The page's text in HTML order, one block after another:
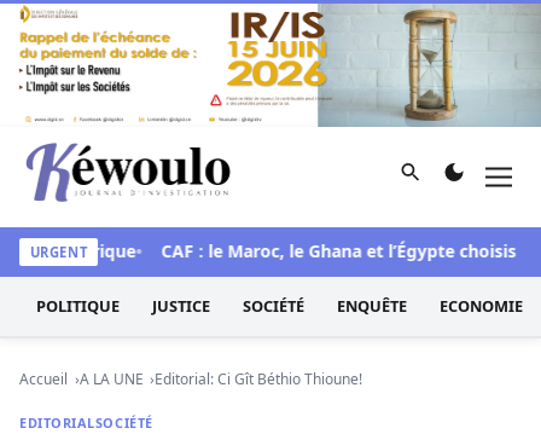
Aller au contenu
Kéwoulo, le premier site d'information et d'investigation
Rechercher
URGENT
historique CAF : le Maroc, le Ghana et l’Égypte choisis
POLITIQUE JUSTICE SOCIÉTÉ ENQUÊTE ECONOMIE
Accueil A LA UNE Editorial: Ci Gît Béthio Thioune!
EDITORIALSOCIÉTÉ